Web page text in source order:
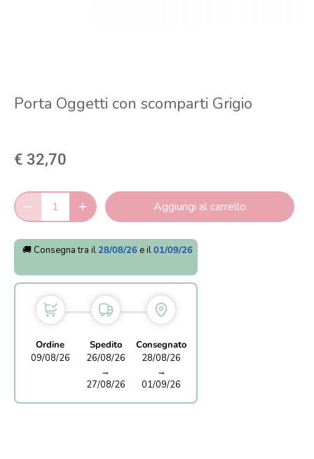
Porta Oggetti con scomparti Grigio
€ 32,70
Aggiungi al carrello
🚚 Consegna tra il 28/08/26 e il01/09/26
Ordine
09/08/26
Spedito
26/08/26
→
27/08/26
Consegnato
28/08/26
→
01/09/26